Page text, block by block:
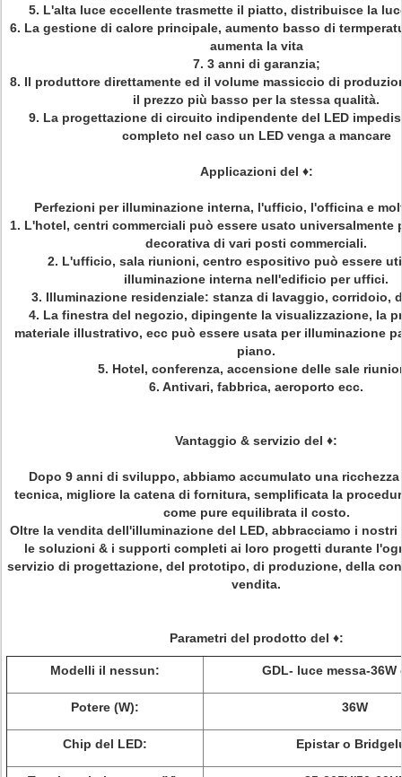
5. L'alta luce eccellente trasmette il piatto, distribuisce la
6. La gestione di calore principale, aumento basso di
aumenta la vita
7. 3 anni di garanzia;
8. Il produttore direttamente ed il volume massiccio di
il prezzo più basso per la stessa qualità.
9. La progettazione di circuito indipendente del LED
completo nel caso un LED venga a mancare
Applicazioni del ♦:
Perfezioni per illuminazione interna, l'ufficio, l'officina e
1. L'hotel, centri commerciali può essere usato universalmente
decorativa di vari posti commerciali.
2. L'ufficio, sala riunioni, centro espositivo può essere
illuminazione interna nell'edificio per uffici.
3. Illuminazione residenziale: stanza di lavaggio, corridoio,
4. La finestra del negozio, dipingente la visualizzazione, la
materiale illustrativo, ecc può essere usata per illuminazione
piano.
5. Hotel, conferenza, accensione delle sale
6. Antivari, fabbrica, aeroporto ecc.
Vantaggio & servizio del ♦:
Dopo 9 anni di sviluppo, abbiamo accumulato una
tecnica, migliore la catena di fornitura, semplificata la
come pure equilibrata il costo.
Oltre la vendita dell'illuminazione del LED, abbracciamo i
le soluzioni & i supporti completi ai loro progetti durante
servizio di progettazione, del prototipo, di produzione, della
vendita.
Parametri del prodotto del ♦:
Modelli il nessun: GDL- luce messa-36W
Potere (W): 36W
Chip del LED: Epistar o